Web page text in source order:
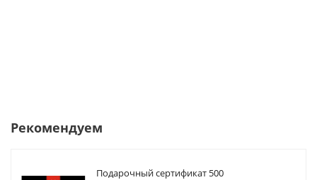
Рекомендуем
Подарочный сертификат 500